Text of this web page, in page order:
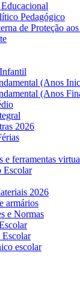
Pedagógico
de Proteção
(Anos
(Anos
2026
e ferramentas
Escolar
2026
armários
e Normas
Escolar
escolar